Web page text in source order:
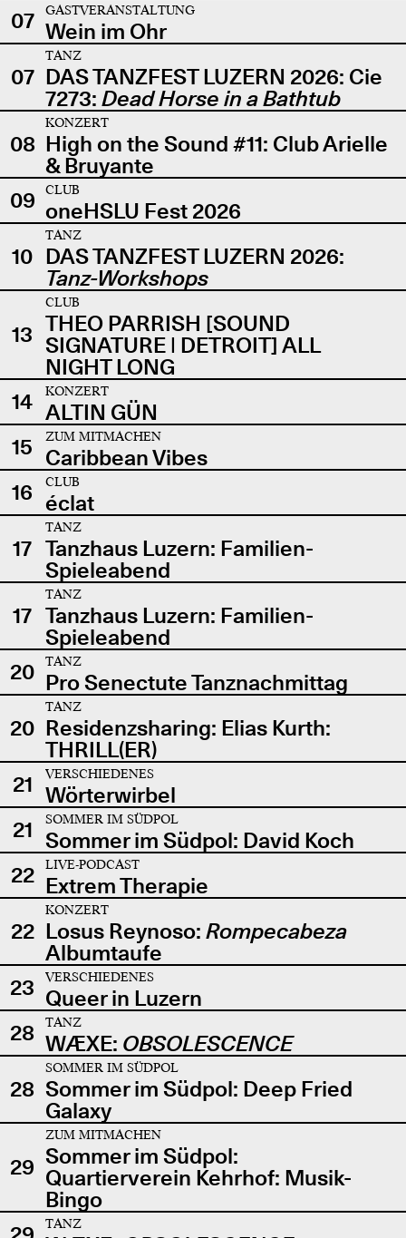
07
GASTVERANSTALTUNG
Wein im Ohr
07
TANZ
DAS TANZFEST LUZERN 2026: Cie
7273: Dead Horse in a Bathtub
08
KONZERT
High on the Sound #11: Club Arielle
& Bruyante
09
CLUB
oneHSLU Fest 2026
10
TANZ
DAS TANZFEST LUZERN 2026:
Tanz-Workshops
13
CLUB
THEO PARRISH [SOUND
SIGNATURE | DETROIT] ALL
NIGHT LONG
14
KONZERT
ALTIN GÜN
15
ZUM MITMACHEN
Caribbean Vibes
16
CLUB
éclat
17
TANZ
Tanzhaus Luzern: Familien-
Spieleabend
17
TANZ
Tanzhaus Luzern: Familien-
Spieleabend
20
TANZ
Pro Senectute Tanznachmittag
20
TANZ
Residenzsharing: Elias Kurth:
THRILL(ER)
21
VERSCHIEDENES
Wörterwirbel
21
SOMMER IM SÜDPOL
Sommer im Südpol: David Koch
22
LIVE-PODCAST
Extrem Therapie
22
KONZERT
Losus Reynoso: Rompecabeza
Albumtaufe
23
VERSCHIEDENES
Queer in Luzern
28
TANZ
WÆXE: OBSOLESCENCE
28
SOMMER IM SÜDPOL
Sommer im Südpol: Deep Fried
Galaxy
29
ZUM MITMACHEN
Sommer im Südpol:
Quartierverein Kehrhof: Musik-
Bingo
TANZ